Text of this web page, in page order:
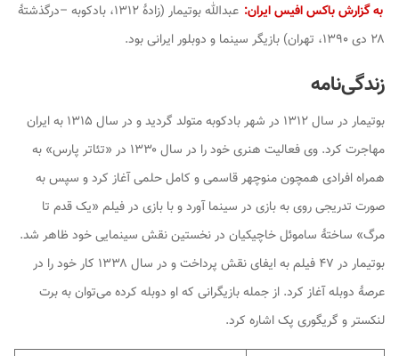
به گزارش باکس افیس ایران:
عبدالله بوتیمار (زادهٔ ۱۳۱۲، بادکوبه –درگذشتهٔ
۲۸ دی ۱۳۹۰، تهران) بازیگر سینما و دوبلور ایرانی بود.
زندگی‌نامه
بوتیمار در سال ۱۳۱۲ در شهر بادکوبه متولد گردید و در سال ۱۳۱۵ به ایران
مهاجرت کرد. وی فعالیت هنری خود را در سال ۱۳۳۰ در «تئاتر پارس» به
همراه افرادی همچون منوچهر قاسمی و کامل حلمی آغاز کرد و سپس به
صورت تدریجی روی به بازی در سینما آورد و با بازی در فیلم «یک قدم تا
مرگ» ساختهٔ ساموئل خاچیکیان در نخستین نقش سینمایی خود ظاهر شد.
بوتیمار در ۴۷ فیلم به ایفای نقش پرداخت و در سال ۱۳۳۸ کار خود را در
عرصهٔ دوبله آغاز کرد. از جمله بازیگرانی که او دوبله کرده می‌توان به برت
لنکستر و گریگوری پک اشاره کرد.